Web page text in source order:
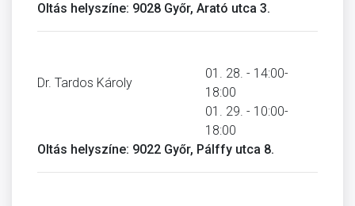
Oltás helyszíne: 9028 Győr, Arató utca 3.
Dr. Tardos Károly
01. 28. - 14:00-
18:00
01. 29. - 10:00-
18:00
Oltás helyszíne: 9022 Győr, Pálffy utca 8.